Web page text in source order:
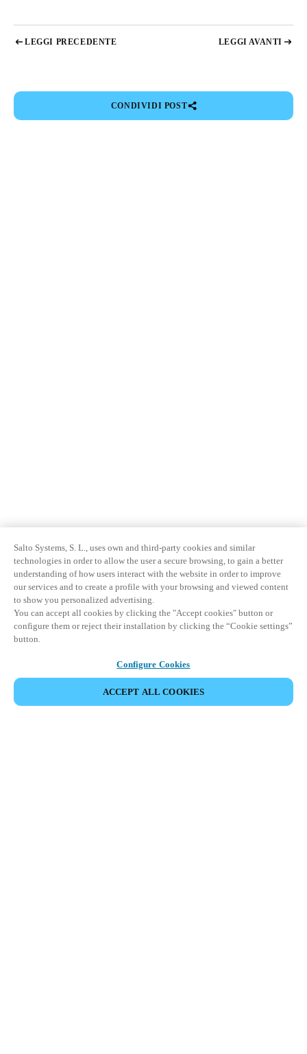
LEGGI PRECEDENTE LEGGI AVANTI
CONDIVIDI POST
Salto Systems, S. L., uses own and third-party cookies and similar
technologies in order to allow the user a secure browsing, to gain a better
understanding of how users interact with the website in order to improve
our services and to create a profile with your browsing and viewed content
to show you personalized advertising.
You can accept all cookies by clicking the "Accept cookies" button or
configure them or reject their installation by clicking the “Cookie settings”
button.
Configure Cookies
ACCEPT ALL COOKIES